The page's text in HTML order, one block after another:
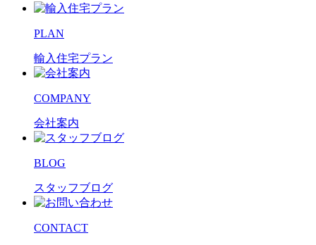
PLAN
輸入住宅プラン
COMPANY
会社案内
BLOG
スタッフブログ
CONTACT